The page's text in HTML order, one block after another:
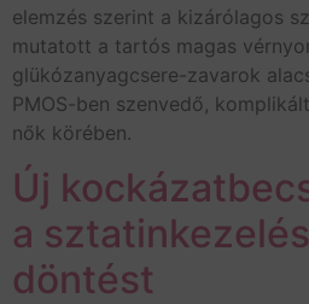
elemzés szerint a kizárólagos
mutatott a tartós magas
glükózanyagcsere-zavarok
PMOS-ben szenvedő,
nők körében.
Új
a
döntést